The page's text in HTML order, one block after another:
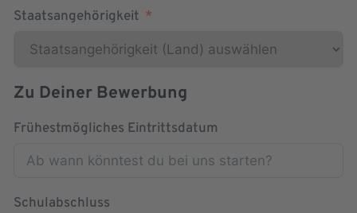
Staatsangehörigkeit
Zu Deiner Bewerbung
Frühestmögliches Eintrittsdatum
Schulabschluss